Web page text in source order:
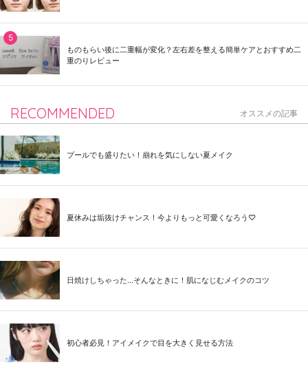
ものもらい後に二重幅が変化？左右差を整える簡単ケアとおすすめ二
重のりレビュー
RECOMMENDED オススメの記事
プールでも盛りたい！崩れを気にしない夏メイク
夏休みは垢抜けチャンス！今よりもっと可愛くなろう♡
日焼けしちゃった...そんなときに！肌になじむメイクのコツ
初心者必見！アイメイクで目を大きく見せる方法